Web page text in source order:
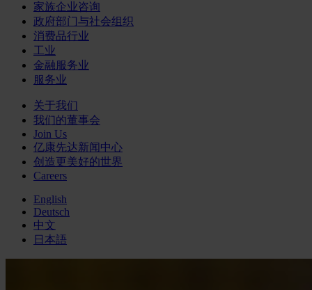
家族企业咨询
政府部门与社会组织
消费品行业
工业
金融服务业
服务业
关于我们
我们的董事会
Join Us
亿康先达新闻中心
创造更美好的世界
Careers
English
Deutsch
中文
日本語